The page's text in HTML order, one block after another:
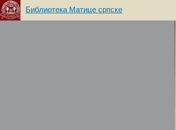
Библиотека Матице српске